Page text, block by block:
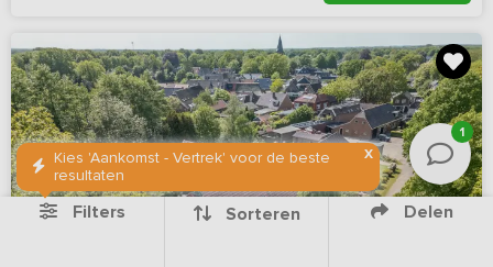
X
Kies 'Aankomst - Vertrek' voor de beste
resultaten
1
Filters Sorteren Delen